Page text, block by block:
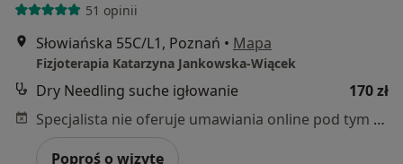
51 opinii
Słowiańska 55C/L1, Poznań • Mapa
Fizjoterapia Katarzyna Jankowska-Wiącek
Dry Needling suche igłowanie
170 zł
Specjalista nie oferuje umawiania online pod tym adresem.
Poproś o wizytę